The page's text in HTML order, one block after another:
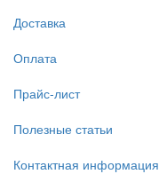
Доставка
Оплата
Прайс-лист
Полезные статьи
Контактная информация